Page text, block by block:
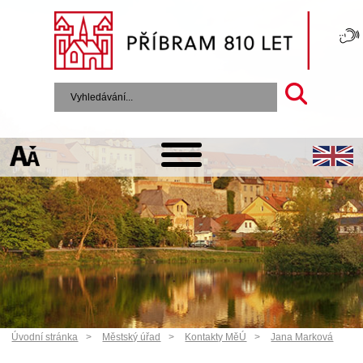
Úvodní stránka Městský úřad Kontakty MěÚ Jana Marková